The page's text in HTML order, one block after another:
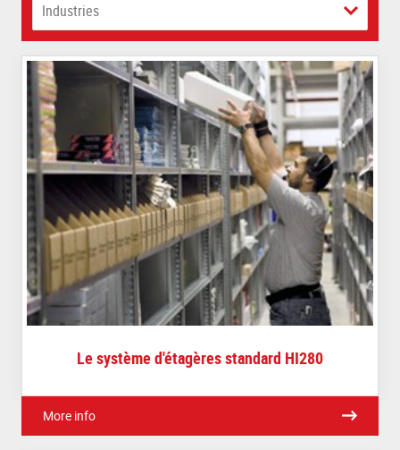
Industries
Le système d'étagères standard HI280
More info